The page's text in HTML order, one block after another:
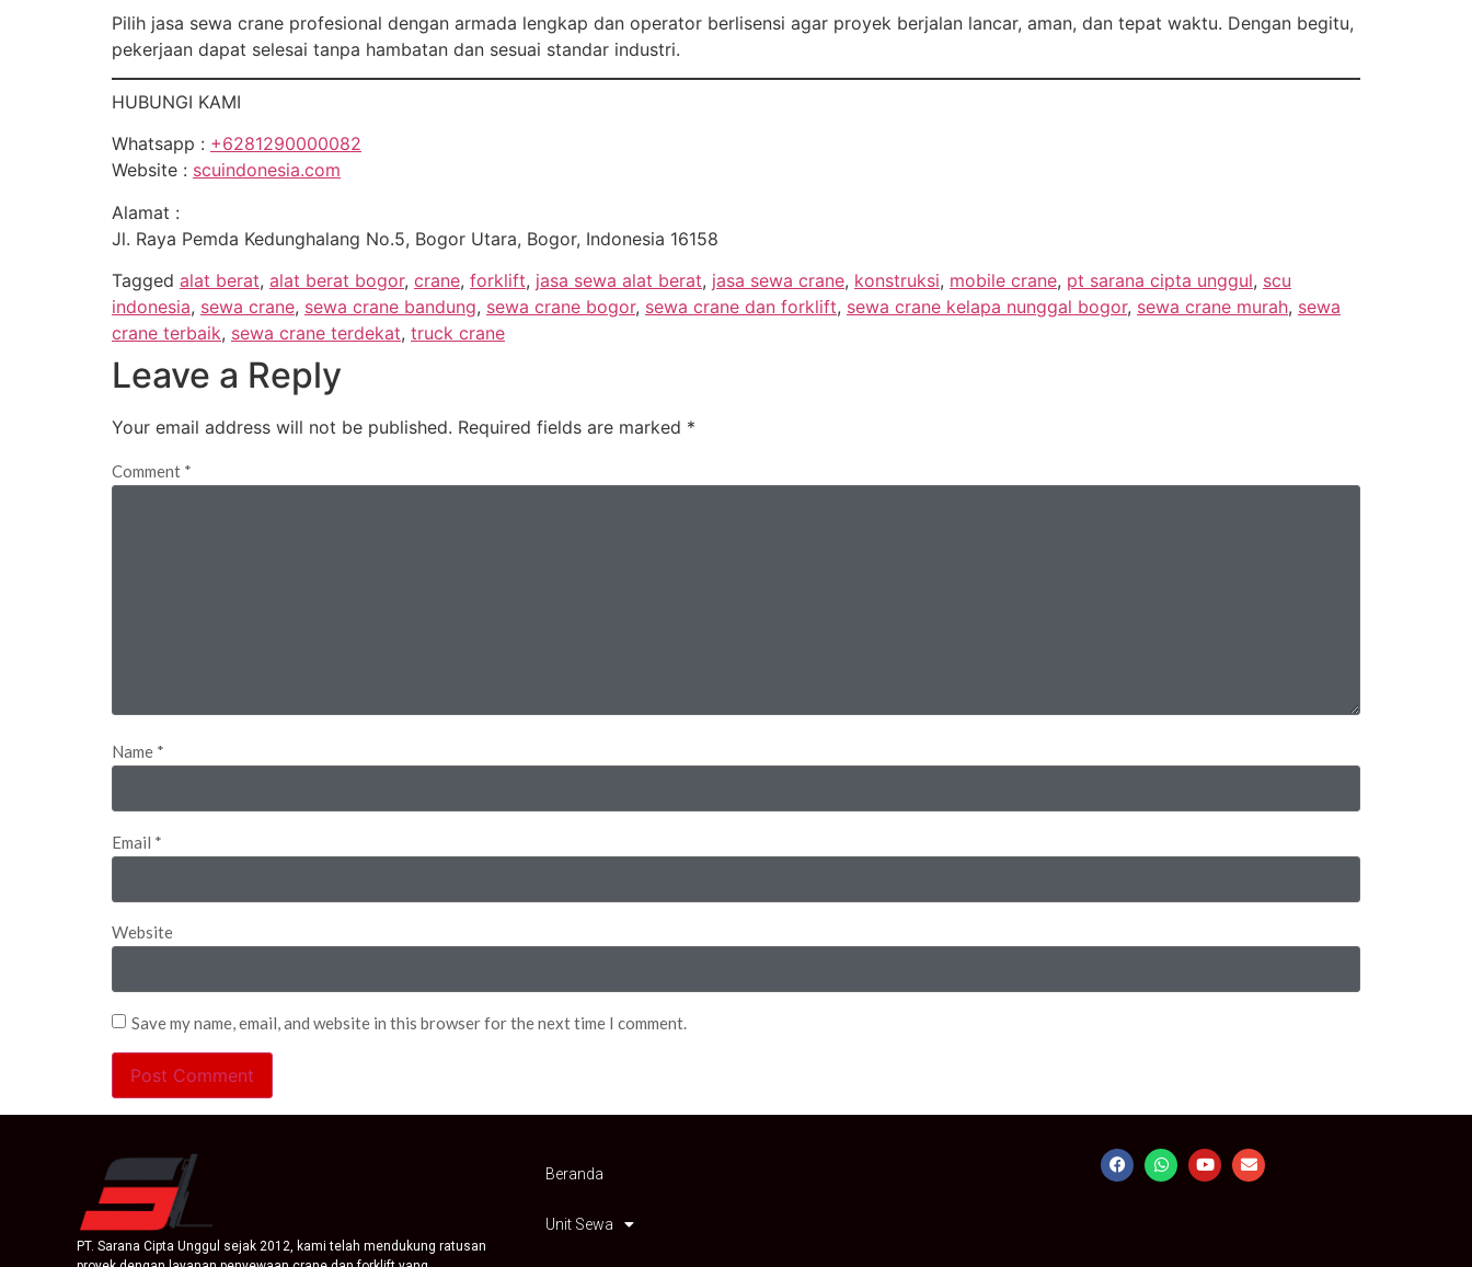
Pilih jasa sewa crane profesional dengan armada lengkap dan operator berlisensi agar proyek berjalan lancar, aman, dan tepat waktu. Dengan begitu,
pekerjaan dapat selesai tanpa hambatan dan sesuai standar industri.
HUBUNGI KAMI
Whatsapp : +6281290000082
Website : scuindonesia.com
Alamat :
Jl. Raya Pemda Kedunghalang No.5, Bogor Utara, Bogor, Indonesia 16158
Tagged alat berat, alat berat bogor, crane, forklift, jasa sewa alat berat, jasa sewa crane, konstruksi, mobile crane, pt sarana cipta unggul, scu
indonesia, sewa crane, sewa crane bandung, sewa crane bogor, sewa crane dan forklift, sewa crane kelapa nunggal bogor, sewa crane murah, sewa
crane terbaik, sewa crane terdekat, truck crane
Leave a Reply
Your email address will not be published. Required fields are marked *
Comment *
Name *
Email *
Website
Save my name, email, and website in this browser for the next time I comment.
PT. Sarana Cipta Unggul sejak 2012, kami telah mendukung ratusan
Beranda
Unit Sewa